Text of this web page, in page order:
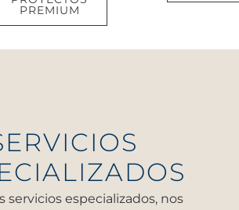
PREMIUM
servicios especializados, nos